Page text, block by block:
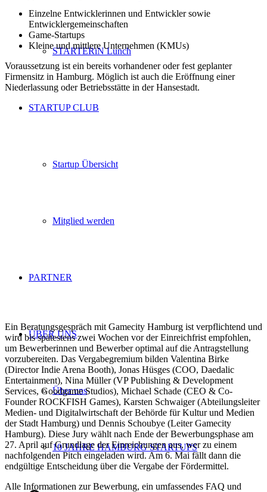
STARTERiN Lunch
STARTUP CLUB
Startup Übersicht
Mitglied werden
PARTNER
ÜBER UNS
Über uns
10 JAHRE HAMBURG STARTUPS
Einzelne Entwicklerinnen und Entwickler sowie
Entwicklergemeinschaften
Game-Startups
Kleine und mittlere Unternehmen (KMUs)
Voraussetzung ist ein bereits vorhandener oder fest geplanter
Firmensitz in Hamburg. Möglich ist auch die Eröffnung einer
Niederlassung oder Betriebsstätte in der Hansestadt.
Ein Beratungsgespräch mit Gamecity Hamburg ist verpflichtend und
wird bis spätestens zwei Wochen vor der Einreichfrist empfohlen,
um Bewerberinnen und Bewerber optimal auf die Antragstellung
vorzubereiten. Das Vergabegremium bilden Valentina Birke
(Director Indie Arena Booth), Jonas Hüsges (COO, Daedalic
Entertainment), Nina Müller (VP Publishing & Development
Services, Goodgame Studios), Michael Schade (CEO & Co-
Founder ROCKFISH Games), Karsten Schwaiger (Abteilungsleiter
Medien- und Digitalwirtschaft der Behörde für Kultur und Medien
der Stadt Hamburg) und Dennis Schoubye (Leiter Gamecity
Hamburg). Diese Jury wählt nach Ende der Bewerbungsphase am
27. April auf Grundlage der Einreichungen aus, wer zu einem
nachfolgenden Pitch eingeladen wird. Am 6. Mai fällt dann die
endgültige Entscheidung über die Vergabe der Fördermittel.
Alle Informationen zur Bewerbung, ein umfassendes FAQ und